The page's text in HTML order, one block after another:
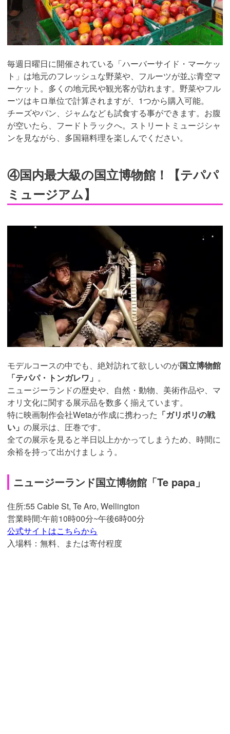
毎週日曜日に開催されている「ハーバーサイド・マーケッ
ト」は地元のフレッシュな野菜や、フルーツが並ぶ青空マ
ーケット。多くの地元民や観光客が訪れます。野菜やフル
ーツはキロ単位で計算されますが、1つから購入可能。
チーズやパン、ジャムなども試食する事ができます。お腹
が空いたら、フードトラックへ。ストリートミュージシャ
ンを見ながら、多国籍料理を楽しんでください。
④国内最大級の国立博物館！【テパパ
ミュージアム】
モデルコースの中でも、絶対訪れて欲しいのが国立博物館
「テパパ・トンガレワ」 。
ニュージーランドの歴史や、自然・動物、美術作品や、マ
オリ文化に関する展示品を数多く揃えています。
特に映画制作会社Wetaが作成に携わった 「ガリポリの戦
い」 の展示は、圧巻です。
全ての展示を見ると半日以上かかってしまうため、時間に
余裕を持って出かけましょう。
ニュージーランド国立博物館「Te papa」
住所:55 Cable St, Te Aro, Wellington
営業時間:午前10時00分~午後6時00分
公式サイトはこちらから
入場料：無料、または寄付程度